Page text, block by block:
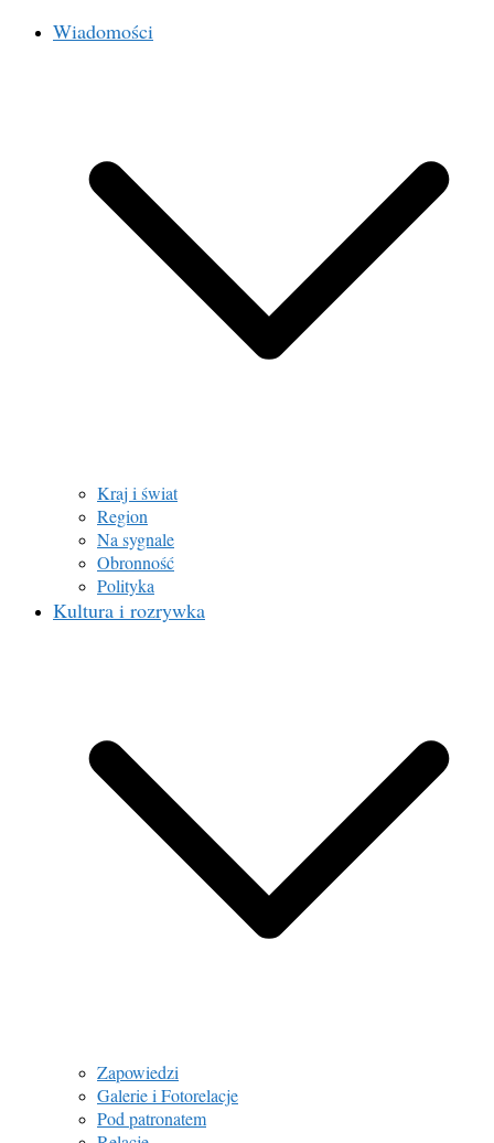
Wiadomości
Kraj i świat
Region
Na sygnale
Obronność
Polityka
Kultura i rozrywka
Zapowiedzi
Galerie i Fotorelacje
Pod patronatem